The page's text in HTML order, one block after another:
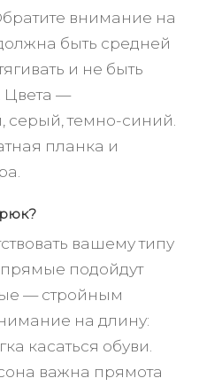
внимание на
быть средней
и не быть
Цвета —
серый, темно-синий.
планка и
вашему типу
подойдут
— стройным
на длину:
касаться обуви.
важна прямота